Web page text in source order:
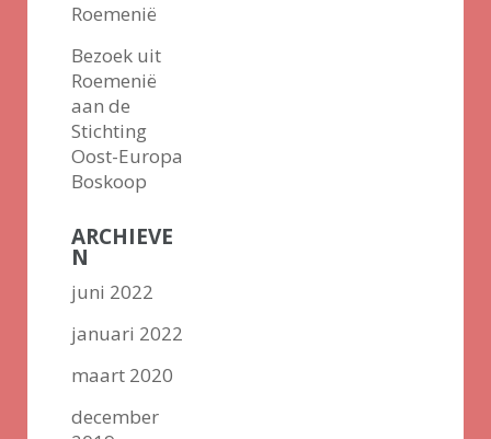
Roemenië
Bezoek uit
Roemenië
aan de
Stichting
Oost-Europa
Boskoop
ARCHIEVE
N
juni 2022
januari 2022
maart 2020
december